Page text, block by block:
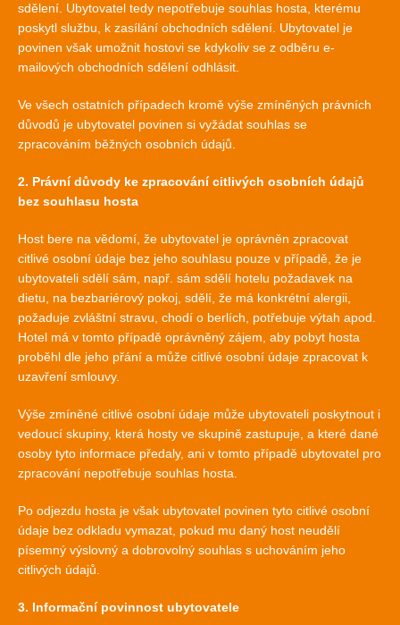
sdělení. Ubytovatel tedy nepotřebuje souhlas hosta, kterému
poskytl službu, k zasílání obchodních sdělení. Ubytovatel je
povinen však umožnit hostovi se kdykoliv se z odběru e-
mailových obchodních sdělení odhlásit.
Ve všech ostatních případech kromě výše zmíněných právních
důvodů je ubytovatel povinen si vyžádat souhlas se
zpracováním běžných osobních údajů.
2. Právní důvody ke zpracování citlivých osobních údajů
bez souhlasu hosta
Host bere na vědomí, že ubytovatel je oprávněn zpracovat
citlivé osobní údaje bez jeho souhlasu pouze v případě, že je
ubytovateli sdělí sám, např. sám sdělí hotelu požadavek na
dietu, na bezbariérový pokoj, sdělí, že má konkrétní alergii,
požaduje zvláštní stravu, chodí o berlích, potřebuje výtah apod.
Hotel má v tomto případě oprávněný zájem, aby pobyt hosta
proběhl dle jeho přání a může citlivé osobní údaje zpracovat k
uzavření smlouvy.
Výše zmíněné citlivé osobní údaje může ubytovateli poskytnout i
vedoucí skupiny, která hosty ve skupině zastupuje, a které dané
osoby tyto informace předaly, ani v tomto případě ubytovatel pro
zpracování nepotřebuje souhlas hosta.
Po odjezdu hosta je však ubytovatel povinen tyto citlivé osobní
údaje bez odkladu vymazat, pokud mu daný host neudělí
písemný výslovný a dobrovolný souhlas s uchováním jeho
citlivých údajů.
3. Informační povinnost ubytovatele